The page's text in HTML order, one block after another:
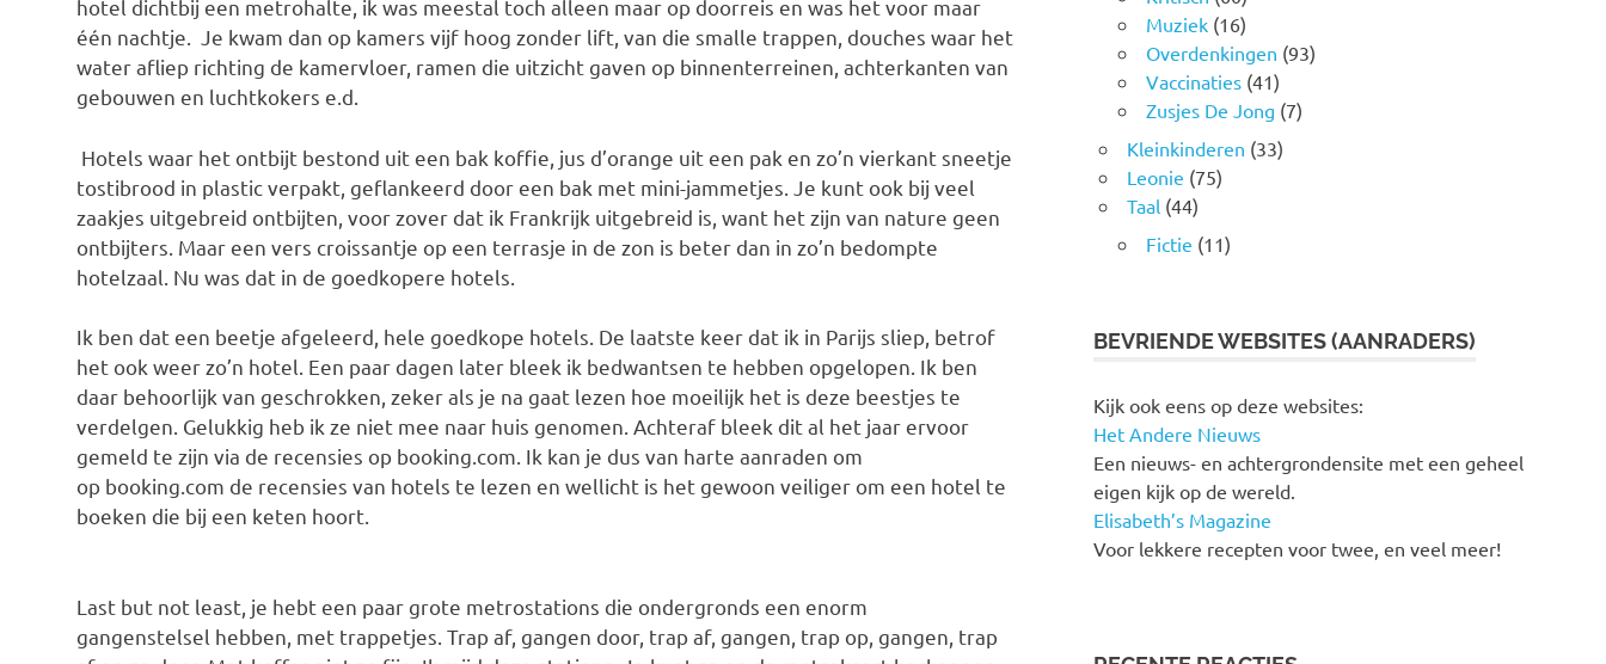
hotel dichtbij een metrohalte, ik was meestal toch alleen maar op doorreis en was het voor maar
één nachtje. Je kwam dan op kamers vijf hoog zonder lift, van die smalle trappen, douches waar het
water afliep richting de kamervloer, ramen die uitzicht gaven op binnenterreinen, achterkanten van
gebouwen en luchtkokers e.d.
Hotels waar het ontbijt bestond uit een bak koffie, jus d’orange uit een pak en zo’n vierkant sneetje
tostibrood in plastic verpakt, geflankeerd door een bak met mini-jammetjes. Je kunt ook bij veel
zaakjes uitgebreid ontbijten, voor zover dat ik Frankrijk uitgebreid is, want het zijn van nature geen
ontbijters. Maar een vers croissantje op een terrasje in de zon is beter dan in zo’n bedompte
hotelzaal. Nu was dat in de goedkopere hotels.
Ik ben dat een beetje afgeleerd, hele goedkope hotels . De laatste keer dat ik in Parijs sliep, betrof
het ook weer zo’n hotel. Een paar dagen later bleek ik bedwantsen te hebben opgelopen. Ik ben
daar behoorlijk van geschrokken, zeker als je na gaat lezen hoe moeilijk het is deze beestjes te
verdelgen. Gelukkig heb ik ze niet mee naar huis genomen. Achteraf bleek dit al het jaar ervoor
gemeld te zijn via de recensies op booking.com. Ik kan je dus van harte aanraden om
op booking.com de recensies van hotels te lezen en wellicht is het gewoon veiliger om een hotel te
boeken die bij een keten hoort.
Last but not least, je hebt een paar grote metrostations die ondergronds een enorm
gangenstelsel hebben, met trappetjes. Trap af, gangen door, trap af, gangen, trap op, gangen, trap
Muziek (16)
Overdenkingen (93)
Vaccinaties (41)
Zusjes De Jong (7)
Kleinkinderen (33)
Leonie (75)
Taal (44)
Fictie (11)
BEVRIENDE WEBSITES (AANRADERS)
Kijk ook eens op deze websites:
Het Andere Nieuws
Een nieuws- en achtergrondensite met een geheel
eigen kijk op de wereld.
Elisabeth’s Magazine
Voor lekkere recepten voor twee, en veel meer!